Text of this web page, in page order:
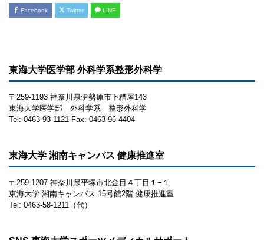
Facebook Twitter LINE
東海大学医学部 外科学系整形外科学
〒259-1193 神奈川県伊勢原市下糟屋143
東海大学医学部 外科学系 整形外科学
Tel: 0463-93-1121 Fax: 0463-96-4404
東海大学 湘南キャンパス 健康推進室
〒259-1207 神奈川県平塚市北金目４丁目１−１
東海大学 湘南キャンパス 15号館2階 健康推進室
Tel: 0463-58-1211（代）